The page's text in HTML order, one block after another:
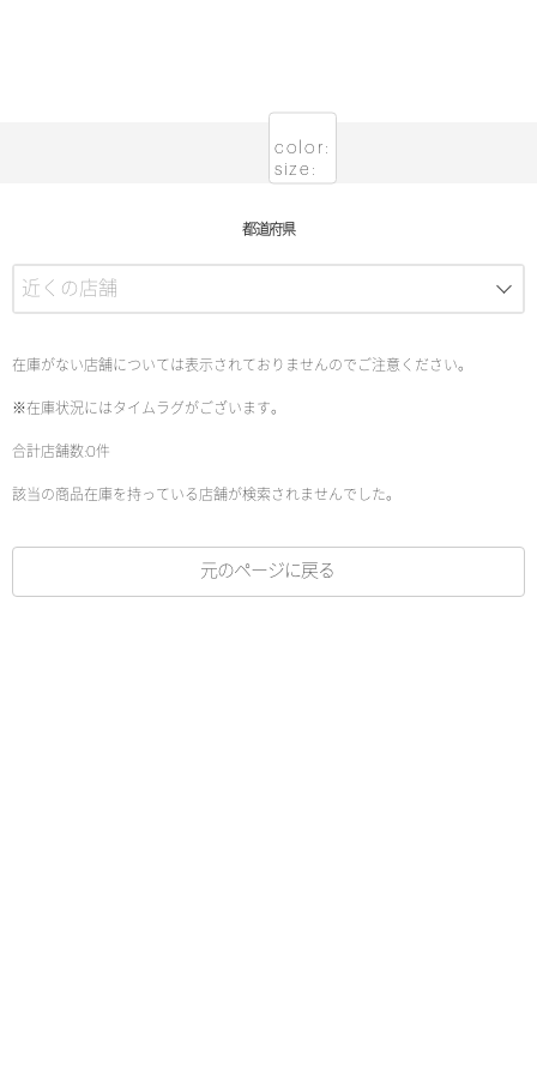
color:
size:
都道府県
在庫がない店舗については表示されておりませんのでご注意ください。
※在庫状況にはタイムラグがございます。
合計店舗数:0件
該当の商品在庫を持っている店舗が検索されませんでした。
元のページに戻る